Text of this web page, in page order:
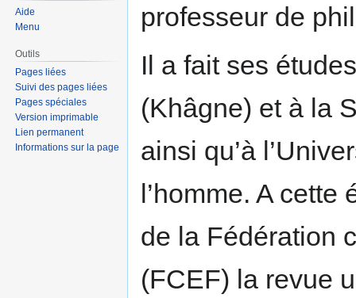
navigation
recherche
professeur de
Il a fait ses
(Khâgne) et à la
ainsi qu’à
l’homme. A
de la Fédération
(FCEF) la revue
Aide
Menu
Outils
Pages liées
Suivi des pages liées
Pages spéciales
Version imprimable
Lien permanent
Informations sur la page